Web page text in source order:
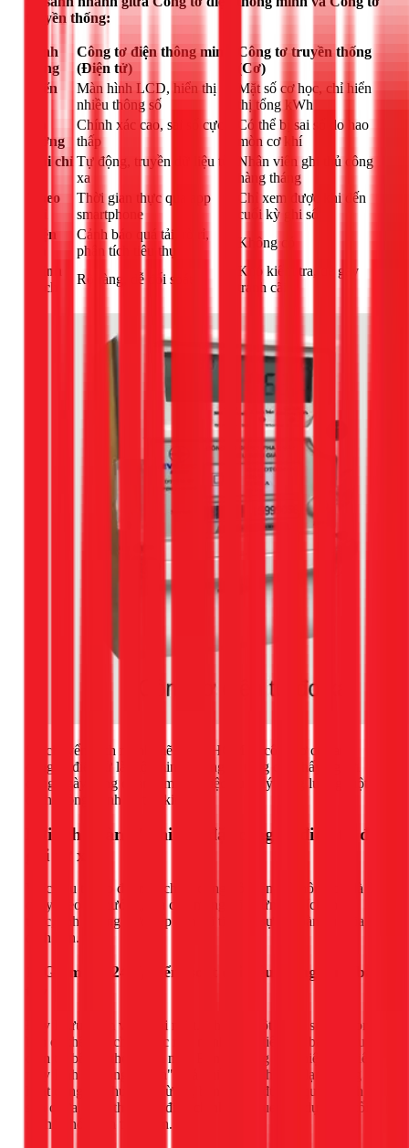
truyền thống:
Tính
năng
Công tơ điện thông minh
(Điện tử)
Công tơ truyền thống
(Cơ)
Hiển
Màn hình LCD, hiển thị
nhiều thông số
Mặt số cơ học, chỉ hiển
thị tổng kWh
lường
Chính xác cao, sai số cực
thấp
Có thể bị sai số do hao
mòn cơ khí
Ghi chỉ Tự động, truyền dữ liệu từ
xa
Nhân viên ghi thủ công
hàng tháng
Theo
Thời gian thực qua app
smartphone
Chỉ xem được khi đến
cuối kỳ ghi số
Tiện
Cảnh báo quá tải, rò rỉ,
phân tích tiêu thụ
Không có
Minh
bạch
Rõ ràng, dễ đối soát
Khó kiểm tra, dễ gây
tranh cãi
Sự chuyển dịch mạnh mẽ tại TPHCM từ công tơ cơ sang
công tơ điện tử là một minh chứng rõ ràng cho thấy người
dùng ngày càng quan tâm đến việc quản lý năng lượng một
cách thông minh và tiết kiệm.
Lợi ích "vàng" khi lắp đặt công tơ điện tử đo
ghi từ xa
Việc đầu tư lắp đặt một chiếc đồng hồ điện tử không chỉ là
chạy theo xu hướng, mà còn mang lại những lợi ích thiết
thực, ảnh hưởng trực tiếp đến túi tiền và sự an toàn của gia
đình bạn.
1. Giám sát 24/7, kiểm soát chi tiêu trong lòng bàn
Đây là ưu điểm vượt trội nhất. Chỉ với một chiếc smartphone,
bạn có thể biết chính xác nhà mình đang tiêu thụ bao nhiêu
điện tại bất kỳ thời điểm nào. Bạn dễ dàng phát hiện ra chiếc
máy lạnh cũ đang "ngốn" quá nhiều điện hay tủ lạnh đang
hoạt động bất thường. Từ đó, bạn có thể đưa ra quyết định
sửa chữa, thay thế hoặc điều chỉnh thói quen sử dụng để tối
ưu hóa hóa đơn tiền điện.